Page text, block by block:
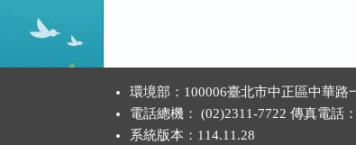
環境部：100006臺北市中正區中華路
電話總機： (02)2311-7722 傳真電話
系統版本： 114.11.28